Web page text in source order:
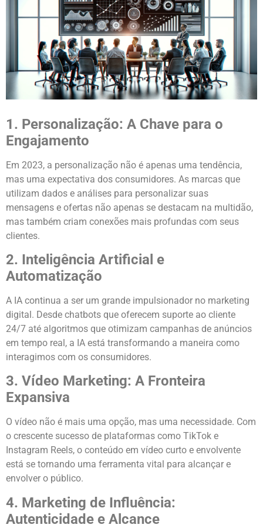
1. Personalização: A Chave para o
Engajamento
Em 2023, a personalização não é apenas uma tendência,
mas uma expectativa dos consumidores. As marcas que
utilizam dados e análises para personalizar suas
mensagens e ofertas não apenas se destacam na multidão,
mas também criam conexões mais profundas com seus
clientes.
2. Inteligência Artificial e
Automatização
A IA continua a ser um grande impulsionador no marketing
digital. Desde chatbots que oferecem suporte ao cliente
24/7 até algoritmos que otimizam campanhas de anúncios
em tempo real, a IA está transformando a maneira como
interagimos com os consumidores.
3. Vídeo Marketing: A Fronteira
Expansiva
O vídeo não é mais uma opção, mas uma necessidade. Com
o crescente sucesso de plataformas como TikTok e
Instagram Reels, o conteúdo em vídeo curto e envolvente
está se tornando uma ferramenta vital para alcançar e
envolver o público.
4. Marketing de Influência:
Autenticidade e Alcance